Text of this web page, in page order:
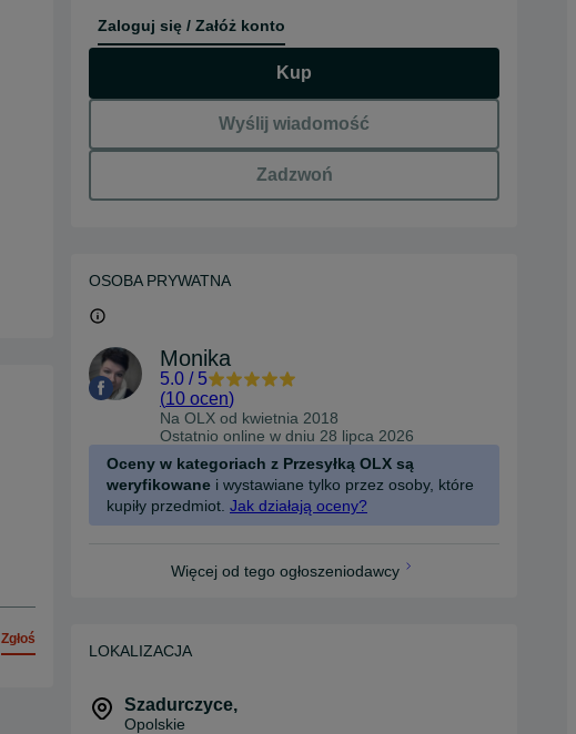
Zgłoś
Zaloguj się / Załóż konto
Kup
Wyślij wiadomość
Zadzwoń
OSOBA PRYWATNA
Monika
5.0 / 5
(10 ocen)
Na OLX od kwietnia 2018
Ostatnio online w dniu 28 lipca 2026
Oceny w kategoriach z Przesyłką OLX są
weryfikowane i wystawiane tylko przez osoby, które
kupiły przedmiot. Jak działają oceny?
Więcej od tego ogłoszeniodawcy
LOKALIZACJA
Szadurczyce,
Opolskie